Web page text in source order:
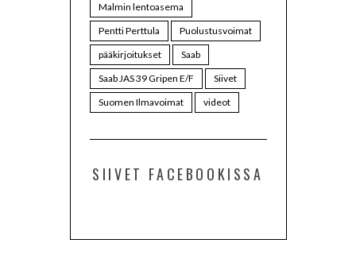
Malmin lentoasema
Pentti Perttula
Puolustusvoimat
pääkirjoitukset
Saab
Saab JAS 39 Gripen E/F
Siivet
Suomen Ilmavoimat
videot
SIIVET FACEBOOKISSA